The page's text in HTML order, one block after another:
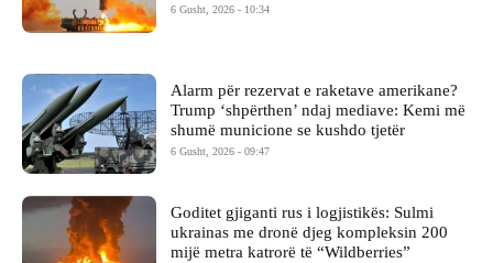
6 Gusht, 2026 - 10:34
Alarm për rezervat e raketave amerikane?
Trump ‘shpërthen’ ndaj mediave: Kemi më
shumë municione se kushdo tjetër
6 Gusht, 2026 - 09:47
Goditet gjiganti rus i logjistikës: Sulmi
ukrainas me dronë djeg kompleksin 200
mijë metra katrorë të “Wildberries”